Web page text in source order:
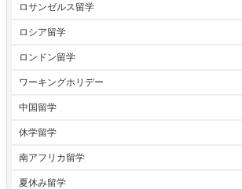
ロサンゼルス留学
ロシア留学
ロンドン留学
ワーキングホリデー
中国留学
休学留学
南アフリカ留学
夏休み留学